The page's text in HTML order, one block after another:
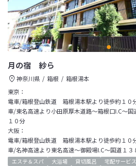
月の宿 紗ら
神奈川県 箱根
箱根湯本
東京：
電車/箱根登山鉄道 箱根湯本駅より徒歩約１０
車/東名高速より小田原厚木道路～箱根口I.C～
１０分
大阪：
電車/箱根登山鉄道 箱根湯本駅より徒歩約１０
車/名神高速より東名高速～御殿場I.C～国道１
エステ＆スパ 大浴場 貸切風呂 宅配サービス